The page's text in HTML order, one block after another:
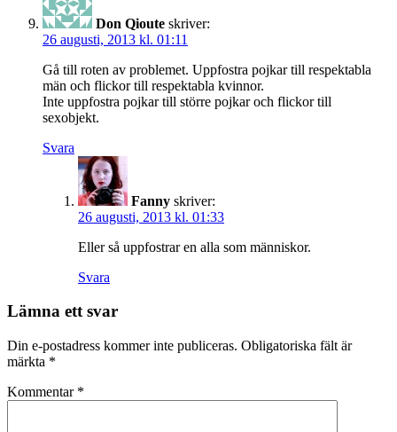
Don Qioute skriver:
26 augusti, 2013 kl. 01:11
Gå till roten av problemet. Uppfostra pojkar till respektabla
män och flickor till respektabla kvinnor.
Inte uppfostra pojkar till större pojkar och flickor till
sexobjekt.
Svara
Fanny skriver:
26 augusti, 2013 kl. 01:33
Eller så uppfostrar en alla som människor.
Svara
Lämna ett svar
Din e-postadress kommer inte publiceras. Obligatoriska fält är
märkta *
Kommentar *